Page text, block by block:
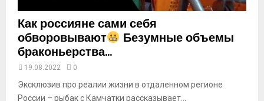
Как россияне сами себя
обворовывают Безумные объемы
браконьерства...
19.08.2022 0
Эксклюзив про реалии жизни в отдаленном регионе
России – рыбак с Камчатки рассказывает...